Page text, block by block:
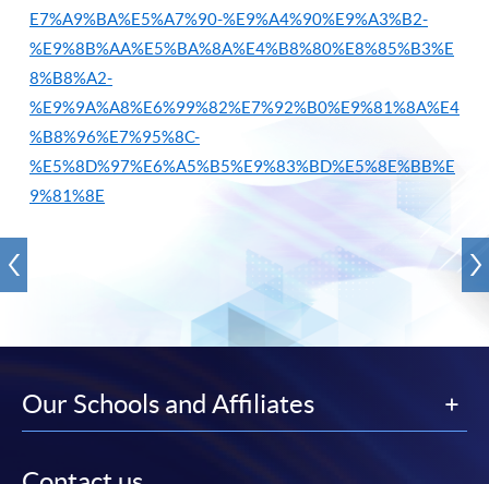
E7%A9%BA%E5%A7%90-%E9%A4%90%E9%A3%B2-
%E9%8B%AA%E5%BA%8A%E4%B8%80%E8%85%B3%E
8%B8%A2-
%E9%9A%A8%E6%99%82%E7%92%B0%E9%81%8A%E4
%B8%96%E7%95%8C-
%E5%8D%97%E6%A5%B5%E9%83%BD%E5%8E%BB%E
9%81%8E
Our Schools and Affiliates